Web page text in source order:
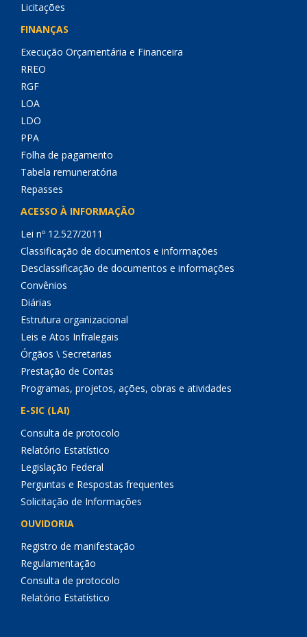
Licitações
FINANÇAS
Execução Orçamentária e Financeira
RREO
RGF
LOA
LDO
PPA
Folha de pagamento
Tabela remuneratória
Repasses
ACESSO À INFORMAÇÃO
Lei nº 12.527/2011
Classificação de documentos e informações
Desclassificação de documentos e informações
Convênios
Diárias
Estrutura organizacional
Leis e Atos Infralegais
Órgãos \ Secretarias
Prestação de Contas
Programas, projetos, ações, obras e atividades
E-SIC (LAI)
Consulta de protocolo
Relatório Estatístico
Legislação Federal
Perguntas e Respostas frequentes
Solicitação de Informações
OUVIDORIA
Registro de manifestação
Regulamentação
Consulta de protocolo
Relatório Estatístico